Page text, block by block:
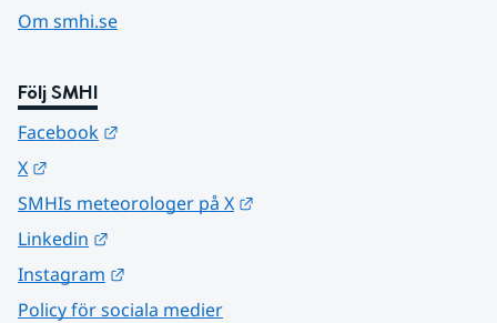
Om smhi.se
Följ SMHI
Facebook
X
SMHIs meteorologer på X
Linkedin
Instagram
Policy för sociala medier